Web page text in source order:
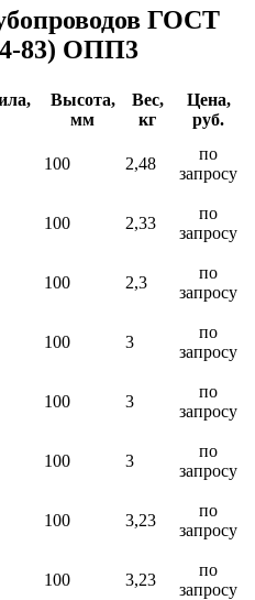
ГОСТ
83) ОПП3
Высота,
мм
Вес,
кг
Цена,
руб.
100 2,48
по
запросу
100 2,33
по
запросу
100 2,3
по
запросу
100 3
по
запросу
100 3
по
запросу
100 3
по
запросу
100 3,23
по
запросу
100 3,23
по
запросу